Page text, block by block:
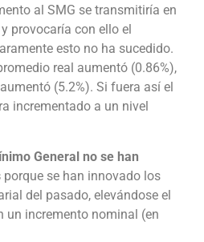
al SMG se transmitiría en
provocaría con ello el
esto no ha sucedido.
real aumentó (0.86%),
(5.2%). Si fuera así el
incrementado a un nivel
General no se han
porque se han innovado los
del pasado, elevándose el
un incremento nominal (en